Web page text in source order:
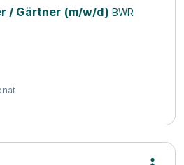
/ Gärtner (m/w/d) BWR